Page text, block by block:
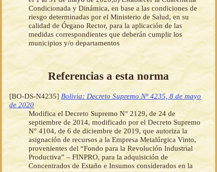
Condicionada y Dinámica, en base a las condiciones de
riesgo determinadas por el Ministerio de Salud, en su
calidad de Órgano Rector, para la aplicación de las
medidas correspondientes que deberán cumplir los
municipios y/o departamentos
Referencias a esta norma
[BO-DS-N4235] Bolivia: Decreto Supremo Nº 4235, 8 de mayo
de 2020
Modifica el Decreto Supremo N° 2129, de 24 de
septiembre de 2014, modificado por el Decreto Supremo
N° 4104, de 6 de diciembre de 2019, que autoriza la
asignación de recursos a la Empresa Metalúrgica Vinto,
provenientes del “Fondo para la Revolución Industrial
Productiva” – FINPRO, para la adquisición de
Concentrados de Estaño e Insumos considerados en la